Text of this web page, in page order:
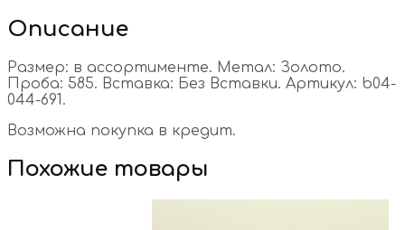
Описание
Размер: в ассортименте. Метал: Золото.
Проба: 585. Вставка: Без Вставки. Артикул: b04-
044-691.
Возможна покупка в кредит.
Похожие товары